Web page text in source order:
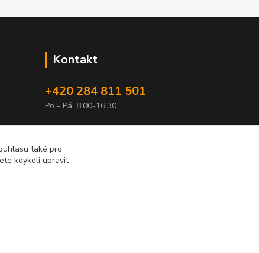
Kontakt
+420 284 811 501
Po - Pá, 8:00-16:30
také pro
kdykoli upravit